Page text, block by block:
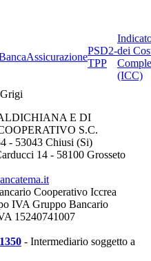
PSD2-
TPP
dei
(ICC)
E DI
S.C.
- 53043 Chiusi (Si)
14 - 58100 Grosseto
Cooperativo Iccrea
IVA Gruppo Bancario
15240741007
- Intermediario soggetto a